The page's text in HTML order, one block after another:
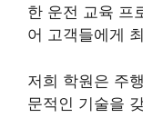
한 운전 교육 프
어 고객들에게
저희 학원은 주
문적인 기술을